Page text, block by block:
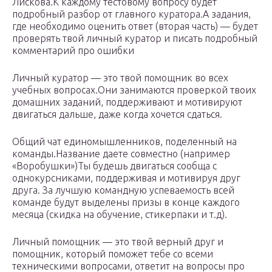
подробный разбор от главного куратора.А задания,
где необходимо оценить ответ (вторая часть) — будет
проверять твой личный куратор и писать подробный
комментарий про ошибки
Личный куратор — это твой помощник во всех
учебных вопросах.Они занимаются проверкой твоих
домашних заданий, поддерживают и мотивируют
двигаться дальше, даже когда хочется сдаться.
Общий чат единомышленников, поделенный на
команды.Название даете совместно (например
«Воробушки»)Ты будешь двигаться сообща с
однокурсниками, поддерживая и мотивируя друг
друга. За лучшую командную успеваемость всей
команде будут выделены призы в конце каждого
месяца (скидка на обучение, стикерпаки и т.д).
Личный помощник — это твой верный друг и
помощник, который поможет тебе со всеми
техническими вопросами, ответит на вопросы про